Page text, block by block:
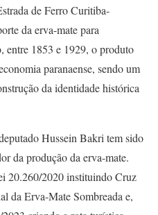
de Ferro Curitiba-
da erva-mate para
entre 1853 e 1929, o produto
paranaense, sendo um
da identidade histórica
Hussein Bakri tem sido
da produção da erva-mate.
20.260/2020 instituindo Cruz
da Erva-Mate Sombreada e,